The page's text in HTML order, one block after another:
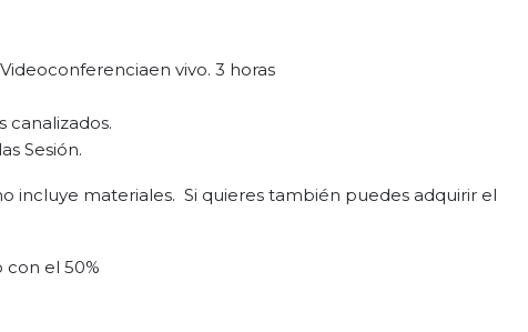
vivo. 3 horas
canalizados.
Sesión.
incluye materiales. Si quieres también puedes adquirir el
con el 50%